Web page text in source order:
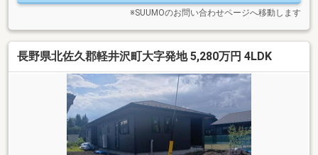
※SUUMOのお問い合わせページへ移動します
長野県北佐久郡軽井沢町大字発地 5,280万円 4LDK